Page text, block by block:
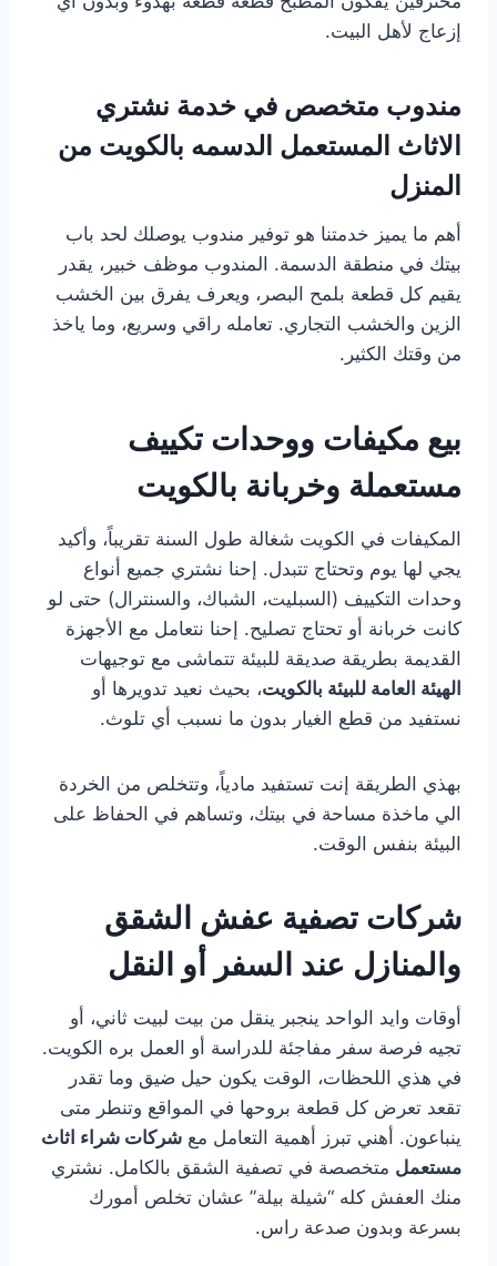
إزعاج لأهل البيت.
مندوب متخصص في خدمة نشتري
الاثاث المستعمل الدسمه بالكويت من
المنزل
أهم ما يميز خدمتنا هو توفير مندوب يوصلك لحد باب
بيتك في منطقة الدسمة. المندوب موظف خبير، يقدر
يقيم كل قطعة بلمح البصر، ويعرف يفرق بين الخشب
الزين والخشب التجاري. تعامله راقي وسريع، وما ياخذ
من وقتك الكثير.
بيع مكيفات ووحدات تكييف
مستعملة وخربانة بالكويت
المكيفات في الكويت شغالة طول السنة تقريباً، وأكيد
يجي لها يوم وتحتاج تتبدل. إحنا نشتري جميع أنواع
وحدات التكييف (السبليت، الشباك، والسنترال) حتى لو
كانت خربانة أو تحتاج تصليح. إحنا نتعامل مع الأجهزة
القديمة بطريقة صديقة للبيئة تتماشى مع توجيهات
الهيئة العامة للبيئة بالكويت، بحيث نعيد تدويرها أو
نستفيد من قطع الغيار بدون ما نسبب أي تلوث.
بهذي الطريقة إنت تستفيد مادياً، وتتخلص من الخردة
الي ماخذة مساحة في بيتك، وتساهم في الحفاظ على
البيئة بنفس الوقت.
شركات تصفية عفش الشقق
والمنازل عند السفر أو النقل
أوقات وايد الواحد ينجبر ينقل من بيت لبيت ثاني، أو
تجيه فرصة سفر مفاجئة للدراسة أو العمل بره الكويت.
في هذي اللحظات، الوقت يكون حيل ضيق وما تقدر
تقعد تعرض كل قطعة بروحها في المواقع وتنطر متى
ينباعون. أهني تبرز أهمية التعامل مع شركات شراء اثاث
مستعمل متخصصة في تصفية الشقق بالكامل. نشتري
منك العفش كله “شيلة بيلة” عشان تخلص أمورك
بسرعة وبدون صدعة راس.